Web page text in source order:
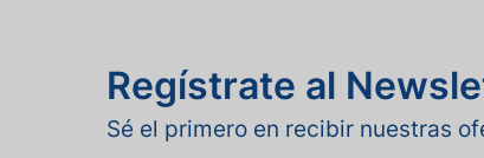
Regístrate al
Sé el primero en recibir nuestras